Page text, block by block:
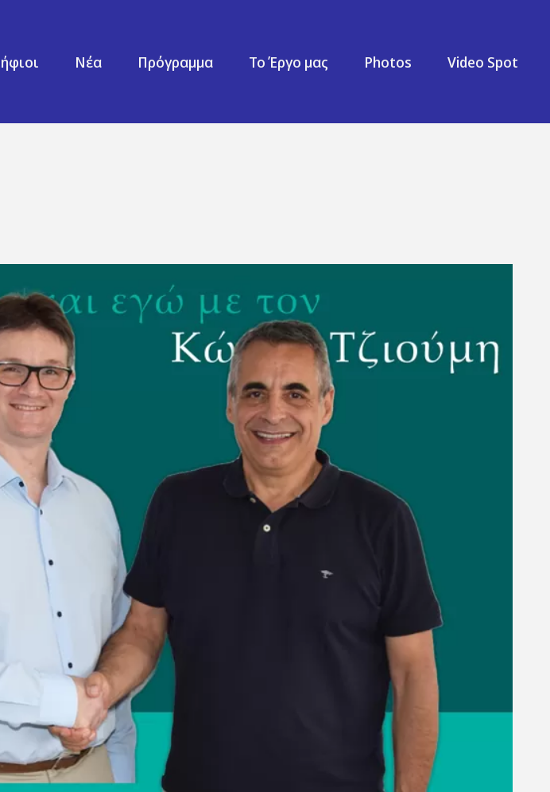
Νέα Πρόγραμμα Το Έργο μας Photos Video Spot